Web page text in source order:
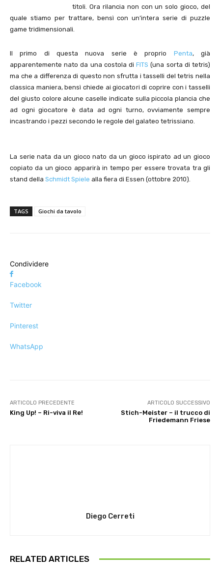
titoli. Ora rilancia non con un solo gioco, del
quale stiamo per trattare, bensì con un’intera serie di puzzle
game tridimensionali.
Il primo di questa nuova serie è proprio Penta, già
apparentemente nato da una costola diFITS (una sorta di tetris)
ma che a differenza di questo non sfrutta i tasselli del tetris nella
classica maniera, bensì chiede ai giocatori di coprire con i tasselli
del giusto colore alcune caselle indicate sulla piccola plancia che
ad ogni giocatore è data ad ogni turno, ovviamente sempre
incastrando i pezzi secondo le regole del galateo tetrissiano.
La serie nata da un gioco nato da un gioco ispirato ad un gioco
copiato da un gioco apparirà in tempo per essere trovata tra gli
stand della Schmidt Spiele alla fiera di Essen (ottobre 2010).
TAGS Giochi da tavolo
Condividere
Facebook
Twitter
Pinterest
WhatsApp
ARTICOLO PRECEDENTE
King Up! – Ri-viva il Re!
ARTICOLO SUCCESSIVO
Stich-Meister – il trucco di
Friedemann Friese
Diego Cerreti
RELATED ARTICLES